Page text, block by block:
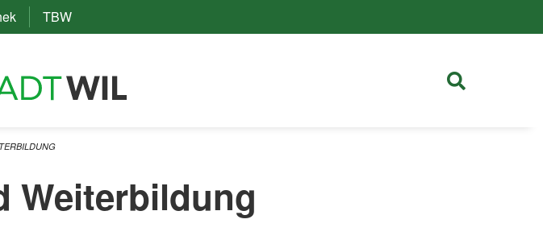
(External Link)
TBW(External Link)
Weiterbildung